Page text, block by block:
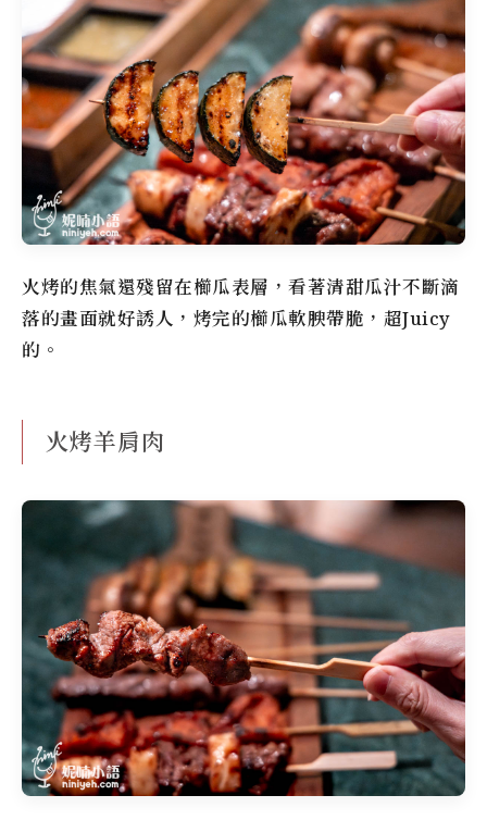
火烤的焦氣還殘留在櫛瓜表層，看著清甜瓜汁不斷滴
落的畫面就好誘人，烤完的櫛瓜軟腴帶脆，超Juicy
的。
火烤羊肩肉